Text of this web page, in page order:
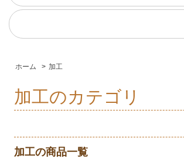
ホーム > 加工
加工のカテゴリ
加工の商品一覧